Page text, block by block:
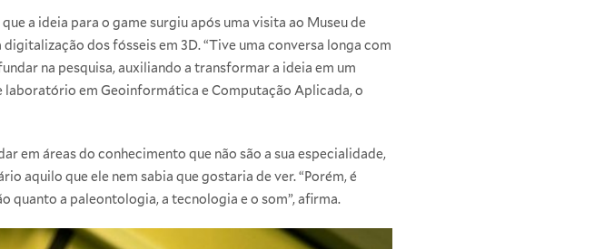
a ideia para o game surgiu após uma visita ao Museu de
dos fósseis em 3D. “Tive uma conversa longa com
na pesquisa, auxiliando a transformar a ideia em um
em Geoinformática e Computação Aplicada, o
em áreas do conhecimento que não são a sua especialidade,
aquilo que ele nem sabia que gostaria de ver. “Porém, é
quanto a paleontologia, a tecnologia e o som”, afirma.